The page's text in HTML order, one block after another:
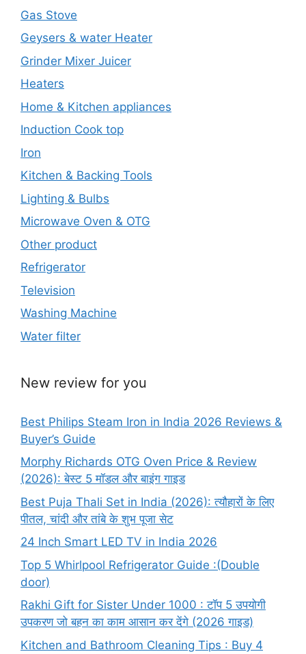
Gas Stove
Geysers & water Heater
Grinder Mixer Juicer
Heaters
Home & Kitchen appliances
Induction Cook top
Iron
Kitchen & Backing Tools
Lighting & Bulbs
Microwave Oven & OTG
Other product
Refrigerator
Television
Washing Machine
Water filter
New review for you
Best Philips Steam Iron in India 2026 Reviews &
Buyer’s Guide
Morphy Richards OTG Oven Price & Review
(2026): बेस्ट 5 मॉडल और बाइंग गाइड
Best Puja Thali Set in India (2026): त्यौहारों के लिए
पीतल, चांदी और तांबे के शुभ पूजा सेट
24 Inch Smart LED TV in India 2026
Top 5 Whirlpool Refrigerator Guide :(Double
door)
Rakhi Gift for Sister Under 1000 : टॉप 5 उपयोगी
उपकरण जो बहन का काम आसान कर देंगे (2026 गाइड)
Kitchen and Bathroom Cleaning Tips : Buy 4